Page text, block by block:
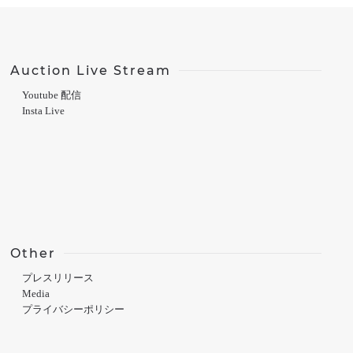
Auction Live Stream
Youtube 配信
Insta Live
Other
プレスリリース
Media
プライバシーポリシー